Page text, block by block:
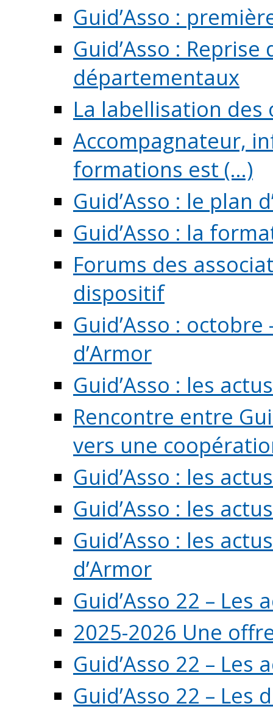
Guid’Asso :
Guid’Asso :
départementaux
La labellisation
Accompagnateur,
formations est (...)
Guid’Asso : le plan
Guid’Asso : la
Forums des
dispositif
Guid’Asso :
d’Armor
Guid’Asso : les
Rencontre entre
vers une
Guid’Asso : les
Guid’Asso : les
Guid’Asso : les
d’Armor
Guid’Asso 22 – Les
2025-2026 Une
Guid’Asso 22 –
Guid’Asso 22 – Les